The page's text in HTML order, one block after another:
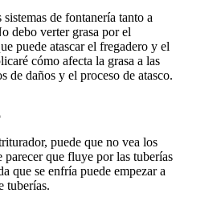
de fontanería tanto a
debo verter grasa por el
puede atascar el fregadero y el
cómo afecta la grasa a las
de daños y el proceso de atasco.
puede que no vea los
parecer que fluye por las tuberías
que se enfría puede empezar a
tuberías.